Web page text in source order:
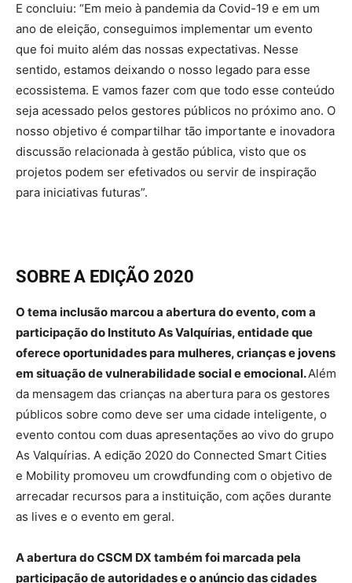
E concluiu: “Em meio à pandemia da Covid-19 e em um
ano de eleição, conseguimos implementar um evento
que foi muito além das nossas expectativas. Nesse
sentido, estamos deixando o nosso legado para esse
ecossistema. E vamos fazer com que todo esse conteúdo
seja acessado pelos gestores públicos no próximo ano. O
nosso objetivo é compartilhar tão importante e inovadora
discussão relacionada à gestão pública, visto que os
projetos podem ser efetivados ou servir de inspiração
para iniciativas futuras”.
SOBRE A EDIÇÃO 2020
O tema inclusão marcou a abertura do evento, com a
participação do Instituto As Valquírias, entidade que
oferece oportunidades para mulheres, crianças e jovens
em situação de vulnerabilidade social e emocional.Além
da mensagem das crianças na abertura para os gestores
públicos sobre como deve ser uma cidade inteligente, o
evento contou com duas apresentações ao vivo do grupo
As Valquírias. A edição 2020 do Connected Smart Cities
e Mobility promoveu um crowdfunding com o objetivo de
arrecadar recursos para a instituição, com ações durante
as lives e o evento em geral.
A abertura do CSCM DX também foi marcada pela
participação de autoridades e o anúncio das cidades